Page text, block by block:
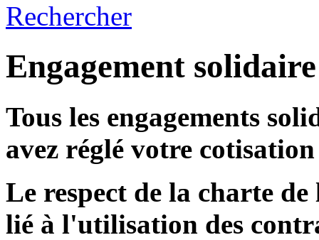
Rechercher
Engagement solidaire
Tous les engagements
avez réglé votre
Le respect de la charte
lié à l'utilisation des